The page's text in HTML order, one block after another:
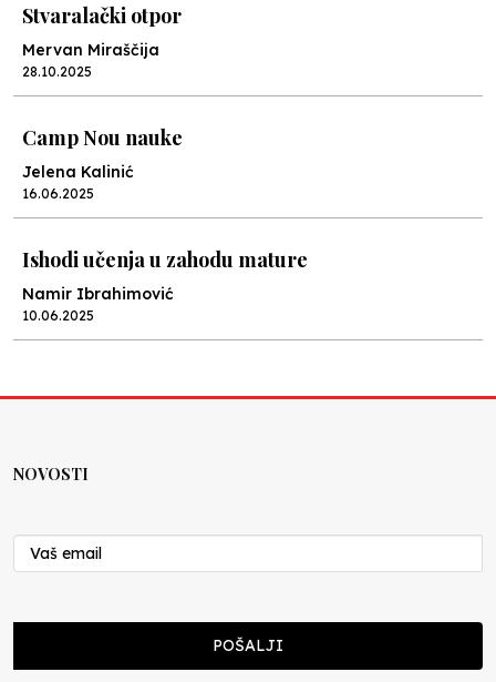
Stvaralački otpor
Mervan Miraščija
28.10.2025
Camp Nou nauke
Jelena Kalinić
16.06.2025
Ishodi učenja u zahodu mature
Namir Ibrahimović
10.06.2025
Nenad Veličković
29.10.2024
Cuke i djeca
NOVOSTI
POŠALJI